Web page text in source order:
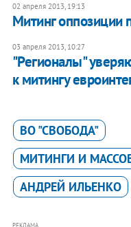
02 апреля 2013, 19:13
Митинг оппозиции
03 апреля 2013, 10:27
"Регионалы"
к митингу
ВО "СВОБОДА"
МИТИНГИ И
АНДРЕЙ ИЛЬЕНКО
РЕКЛАМА